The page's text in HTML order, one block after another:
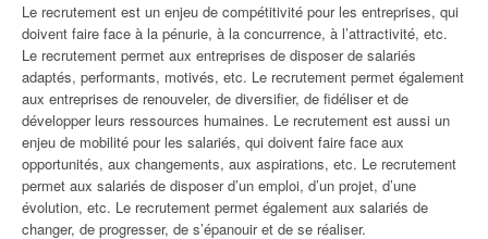
Le recrutement est un enjeu de compétitivité pour les entreprises, qui
doivent faire face à la pénurie, à la concurrence, à l’attractivité, etc.
Le recrutement permet aux entreprises de disposer de salariés
adaptés, performants, motivés, etc. Le recrutement permet également
aux entreprises de renouveler, de diversifier, de fidéliser et de
développer leurs ressources humaines. Le recrutement est aussi un
enjeu de mobilité pour les salariés, qui doivent faire face aux
opportunités, aux changements, aux aspirations, etc. Le recrutement
permet aux salariés de disposer d’un emploi, d’un projet, d’une
évolution, etc. Le recrutement permet également aux salariés de
changer, de progresser, de s’épanouir et de se réaliser.